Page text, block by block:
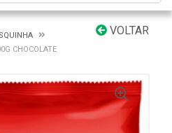
VOLTAR
CHOCOLATE